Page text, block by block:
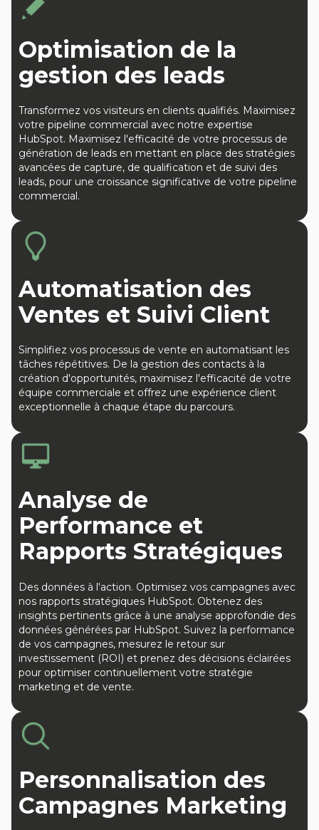
Optimisation de la
gestion des leads
Transformez vos visiteurs en clients qualifiés. Maximisez
votre pipeline commercial avec notre expertise
HubSpot. Maximisez l'efficacité de votre processus de
génération de leads en mettant en place des stratégies
avancées de capture, de qualification et de suivi des
leads, pour une croissance significative de votre pipeline
commercial.
Automatisation des
Ventes et Suivi Client
Simplifiez vos processus de vente en automatisant les
tâches répétitives. De la gestion des contacts à la
création d'opportunités, maximisez l'efficacité de votre
équipe commerciale et offrez une expérience client
exceptionnelle à chaque étape du parcours.
Analyse de
Performance et
Rapports Stratégiques
Des données à l'action. Optimisez vos campagnes avec
nos rapports stratégiques HubSpot. Obtenez des
insights pertinents grâce à une analyse approfondie des
données générées par HubSpot. Suivez la performance
de vos campagnes, mesurez le retour sur
investissement (ROI) et prenez des décisions éclairées
pour optimiser continuellement votre stratégie
marketing et de vente.
Personnalisation des
Campagnes Marketing